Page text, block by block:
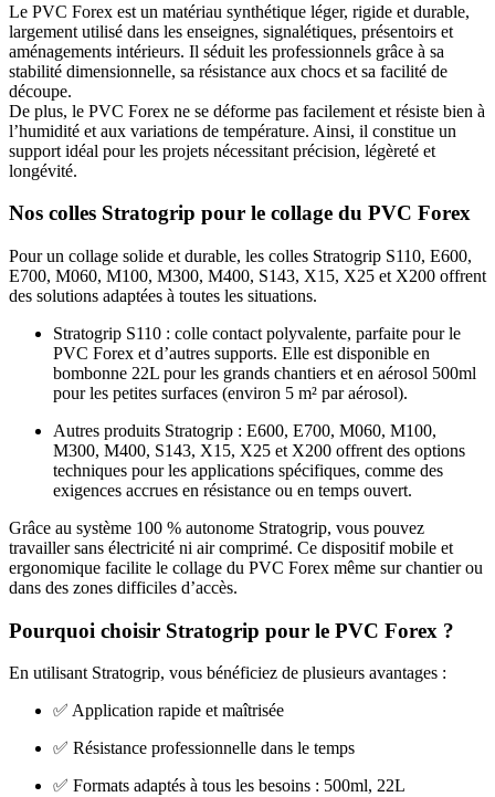
Le PVC Forex est un matériau synthétique léger, rigide et durable,
largement utilisé dans les enseignes, signalétiques, présentoirs et
aménagements intérieurs. Il séduit les professionnels grâce à sa
stabilité dimensionnelle, sa résistance aux chocs et sa facilité de
découpe.
De plus, le PVC Forex ne se déforme pas facilement et résiste bien à
l’humidité et aux variations de température. Ainsi, il constitue un
support idéal pour les projets nécessitant précision, légèreté et
longévité.
Nos colles Stratogrip pour le collage du PVC Forex
Pour un collage solide et durable, les colles Stratogrip S110, E600,
E700, M060, M100, M300, M400, S143, X15, X25 et X200 offrent
des solutions adaptées à toutes les situations.
Stratogrip S110 : colle contact polyvalente, parfaite pour le
PVC Forex et d’autres supports. Elle est disponible en
bombonne 22L pour les grands chantiers et en aérosol 500ml
pour les petites surfaces (environ 5 m² par aérosol).
Autres produits Stratogrip : E600, E700, M060, M100,
M300, M400, S143, X15, X25 et X200 offrent des options
techniques pour les applications spécifiques, comme des
exigences accrues en résistance ou en temps ouvert.
Grâce au système 100 % autonome Stratogrip, vous pouvez
travailler sans électricité ni air comprimé. Ce dispositif mobile et
ergonomique facilite le collage du PVC Forex même sur chantier ou
dans des zones difficiles d’accès.
Pourquoi choisir Stratogrip pour le PVC Forex ?
En utilisant Stratogrip, vous bénéficiez de plusieurs avantages :
✅ Application rapide et maîtrisée
✅ Résistance professionnelle dans le temps
✅ Formats adaptés à tous les besoins : 500ml, 22L